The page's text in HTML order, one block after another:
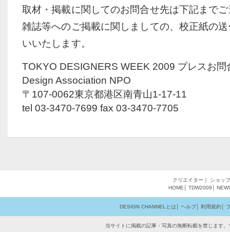
取材・掲載に関してのお問合せ先は下記まで
雑誌等へのご掲載に関しましての、校正紙の
いいたします。
TOKYO DESIGNERS WEEK 2009 プレスお問
Design Association NPO
〒107-0062東京都港区南青山1-17-11
tel 03-3470-7699 fax 03-3470-7705
クリエイター ｜ ショップ
HOME
TDW2009
DESIGN CHANNELとは ヘルプ│ 利用規約│
当サイトに掲載の記事・写真の無断転載を禁じます